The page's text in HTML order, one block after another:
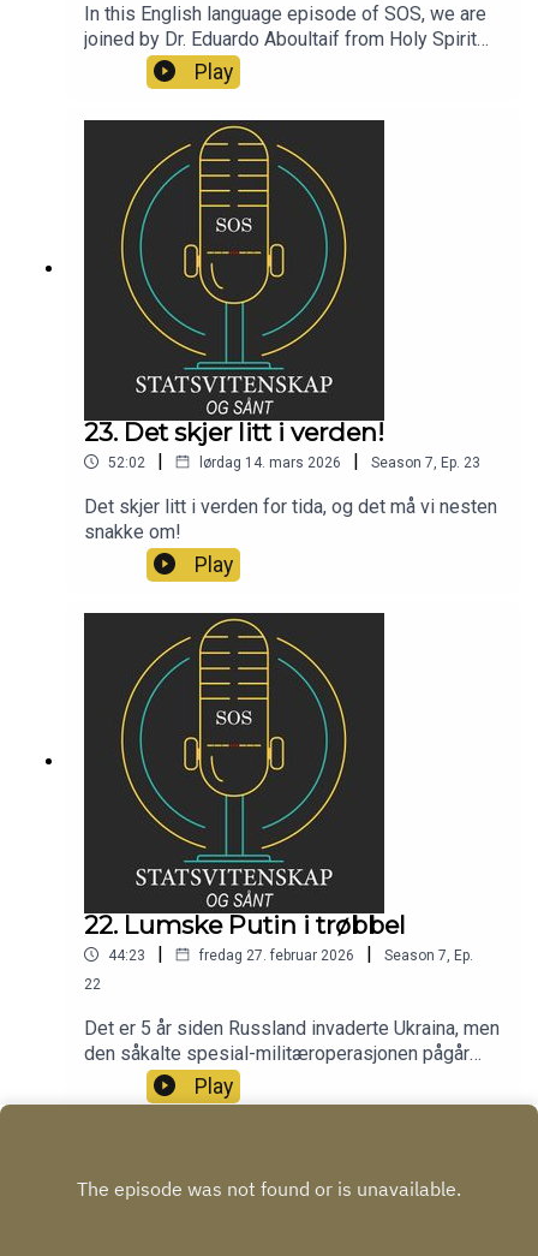
In this English language episode of SOS, we are
joined by Dr. Eduardo Aboultaif from Holy Spirit
University of Kaslik in Lebanon. He holds a PhD in
politics from the University of Otago, New
and insights about the volatile situation in his
Play
23. Det skjer litt i verden!
52:02 | lørdag 14. mars 2026 | Season 7 Ep. 23
Det skjer litt i verden for tida, og det må vi nesten
snakke om!
Play
22. Lumske Putin i trøbbel
44:23 | fredag 27. februar 2026 | Season 7 Ep.
22
Det er 5 år siden Russland invaderte Ukraina, men
den såkalte spesial-militæroperasjonen pågår
fortsatt. Kan det være godt nytt for Putin?
Play